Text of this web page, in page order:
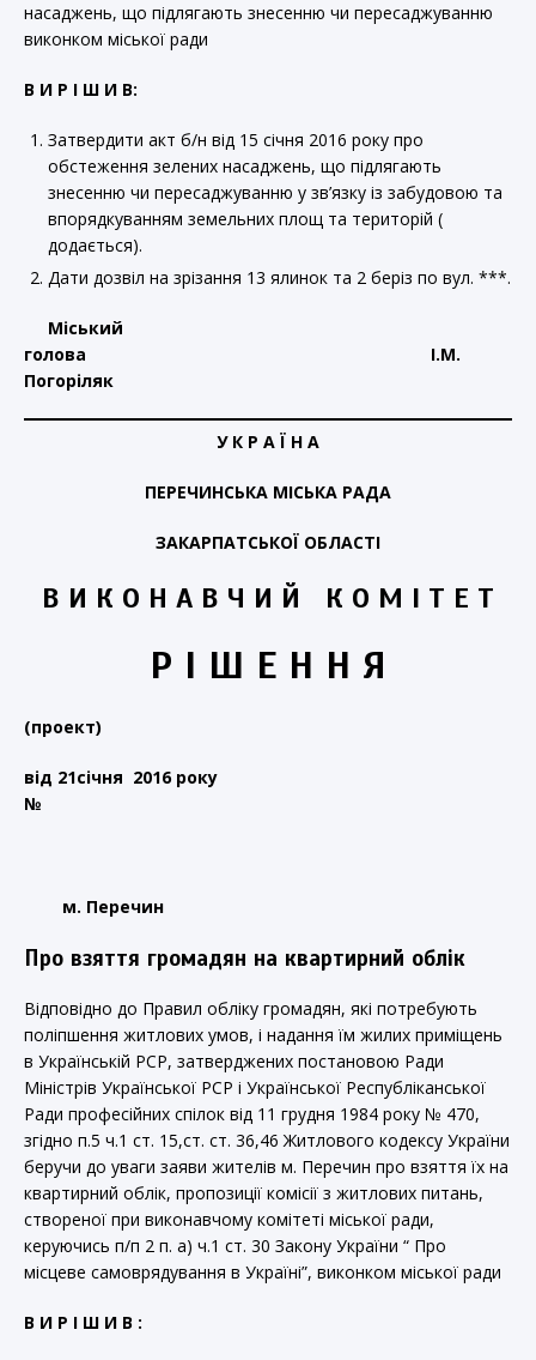
насаджень, що підлягають знесенню чи пересаджуванню
виконком міської ради
В И Р І Ш И В:
Затвердити акт б/н від 15 січня 2016 року про
обстеження зелених насаджень, що підлягають
знесенню чи пересаджуванню у зв’язку із забудовою та
впорядкуванням земельних площ та територій (
додається).
Дати дозвіл на зрізання 13 ялинок та 2 беріз по вул. ***.
Міський
голова І.М.
Погоріляк
У К Р А Ї Н А
ПЕРЕЧИНСЬКА МІСЬКА РАДА
ЗАКАРПАТСЬКОЇ ОБЛАСТІ
В И К О Н А В Ч И Й К О М І Т Е Т
Р І Ш Е Н Н Я
(проект)
від 21січня 2016 року
№
м. Перечин
Про взяття громадян на квартирний облік
Відповідно до Правил обліку громадян, які потребують
поліпшення житлових умов, і надання їм жилих приміщень
в Українській РСР, затверджених постановою Ради
Міністрів Української РСР і Української Республіканської
Ради професійних спілок від 11 грудня 1984 року № 470,
згідно п.5 ч.1 ст. 15,ст. ст. 36,46 Житлового кодексу України
беручи до уваги заяви жителів м. Перечин про взяття їх на
квартирний облік, пропозиції комісії з житлових питань,
створеної при виконавчому комітеті міської ради,
керуючись п/п 2 п. а) ч.1 ст. 30 Закону України “ Про
місцеве самоврядування в Україні”, виконком міської ради
В И Р І Ш И В :